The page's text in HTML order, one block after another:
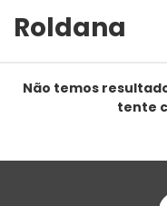
Roldana
Não temos
tente